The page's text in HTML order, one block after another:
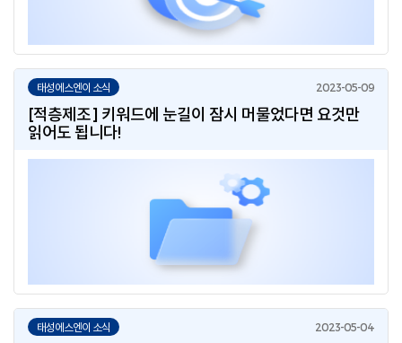
태성에스엔이 소식
[적층제조] 키워드에 눈길이 잠시 머물었다면 요것만
읽어도 됩니다!
태성에스엔이 소식